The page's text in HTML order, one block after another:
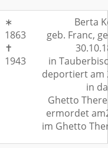
∗
1863
✝
1943
Berta
geb. Franc,
in
deportiert am
in
Ghetto
ermordet
im Ghetto